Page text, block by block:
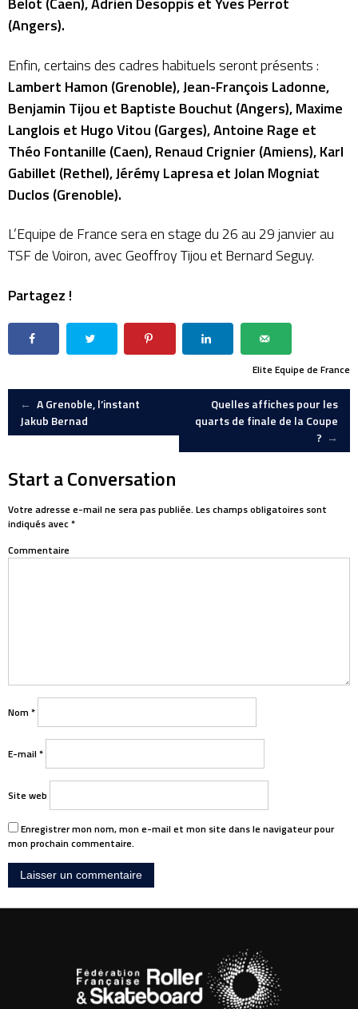
(Angers).
Enfin, certains des cadres habituels seront présents :
Lambert Hamon (Grenoble), Jean-François Ladonne,
Benjamin Tijou et Baptiste Bouchut (Angers), Maxime
Langlois et Hugo Vitou (Garges), Antoine Rage et
Théo Fontanille (Caen), Renaud Crignier (Amiens), Karl
Gabillet (Rethel), Jérémy Lapresa et Jolan Mogniat
Duclos (Grenoble).
L’Equipe de France sera en stage du 26 au 29 janvier au
TSF de Voiron, avec Geoffroy Tijou et Bernard Seguy.
Partagez !
EliteEquipe de France
Post
← A Grenoble, l’instant
Jakub Bernad
Quelles affiches pour les
quarts de finale de la Coupe
? →
Start a Conversation
Votre adresse e-mail ne sera pas publiée. Les champs obligatoires sont
indiqués avec*
Commentaire
Nom *
E-mail *
Site web
Enregistrer mon nom, mon e-mail et mon site dans le navigateur pour
mon prochain commentaire.